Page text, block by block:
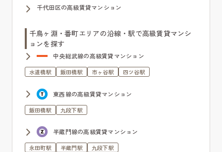
千代田区の高級賃貸マンション
千鳥ヶ淵・番町エリアの沿線・駅で高級賃貸マンシ
ョンを探す
中央総武線の高級賃貸マンション
水道橋駅 飯田橋駅 市ヶ谷駅 四ツ谷駅
東西線の高級賃貸マンション
飯田橋駅 九段下駅
半蔵門線の高級賃貸マンション
永田町駅 半蔵門駅 九段下駅